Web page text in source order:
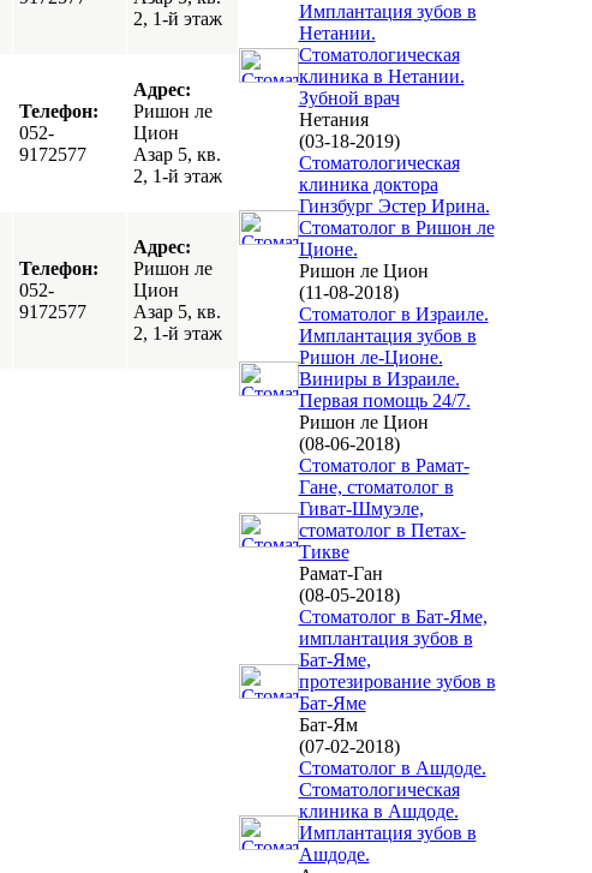
2, 1-й этаж
Телефон:
052-
9172577
Адрес:
Ришон ле
Цион
Азар 5, кв.
2, 1-й этаж
Телефон:
052-
9172577
Адрес:
Ришон ле
Цион
Азар 5, кв.
2, 1-й этаж
Имплантация зубов в
Нетании.
Стоматологическая
клиника в Нетании.
Зубной врач
Нетания
(03-18-2019)
Стоматологическая
клиника доктора
Гинзбург Эстер Ирина.
Стоматолог в Ришон ле
Ционе.
Ришон ле Цион
(11-08-2018)
Стоматолог в Израиле.
Имплантация зубов в
Ришон ле-Ционе.
Виниры в Израиле.
Первая помощь 24/7.
Ришон ле Цион
(08-06-2018)
Стоматолог в Рамат-
Гане, стоматолог в
Гиват-Шмуэле,
стоматолог в Петах-
Тикве
Рамат-Ган
(08-05-2018)
Cтоматолог в Бат-Яме,
имплантация зубов в
Бат-Яме,
протезирование зубов в
Бат-Яме
Бат-Ям
(07-02-2018)
Стоматолог в Ашдоде.
Стоматологическая
клиника в Ашдоде.
Имплантация зубов в
Ашдоде.